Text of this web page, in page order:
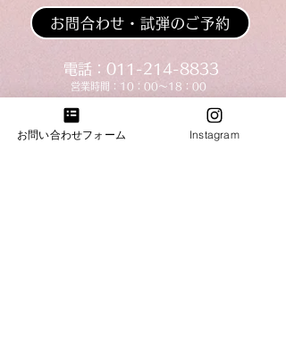
お問合わせ・試弾のご予約
​​電話：011-214-8833
​​営業時間：10：00～18：00
火・水曜日は完全予約営業日ですのでお電話がつな
がりません。恐れ入りますが「お問合わせフォー
ム」よりご連絡下さい。
お問い合わせフォーム Instagram